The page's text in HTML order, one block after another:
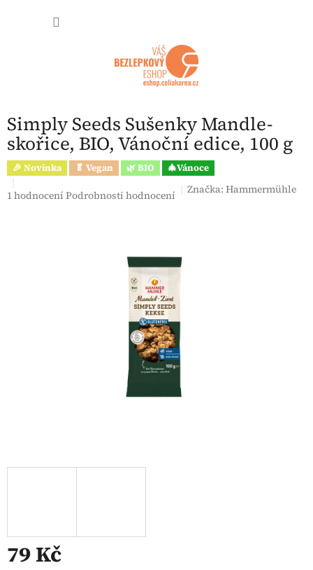
Simply Seeds Sušenky Mandle-
skořice, BIO, Vánoční edice, 100 g
🎉 Novinka 🥬 Vegan 🌿 BIO 🎄Vánoce
Průměrné hodnocení produktu je 5,0 z 5 hvězdiček.
1 hodnocení Podrobnosti hodnocení Značka:Hammermühle
79 Kč